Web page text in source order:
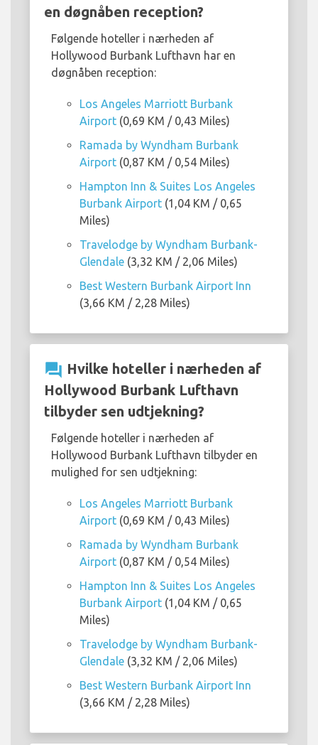
en døgnåben reception?
Følgende hoteller i nærheden af
Hollywood Burbank Lufthavn har en
døgnåben reception:
Los Angeles Marriott Burbank
Airport (0,69 KM / 0,43 Miles)
Ramada by Wyndham Burbank
Airport (0,87 KM / 0,54 Miles)
Hampton Inn & Suites Los Angeles
Burbank Airport (1,04 KM / 0,65
Miles)
Travelodge by Wyndham Burbank-
Glendale (3,32 KM / 2,06 Miles)
Best Western Burbank Airport Inn
(3,66 KM / 2,28 Miles)
question_answer Hvilke hoteller i nærheden af
Hollywood Burbank Lufthavn
tilbyder sen udtjekning?
Følgende hoteller i nærheden af
Hollywood Burbank Lufthavn tilbyder en
mulighed for sen udtjekning:
Los Angeles Marriott Burbank
Airport (0,69 KM / 0,43 Miles)
Ramada by Wyndham Burbank
Airport (0,87 KM / 0,54 Miles)
Hampton Inn & Suites Los Angeles
Burbank Airport (1,04 KM / 0,65
Miles)
Travelodge by Wyndham Burbank-
Glendale (3,32 KM / 2,06 Miles)
Best Western Burbank Airport Inn
(3,66 KM / 2,28 Miles)